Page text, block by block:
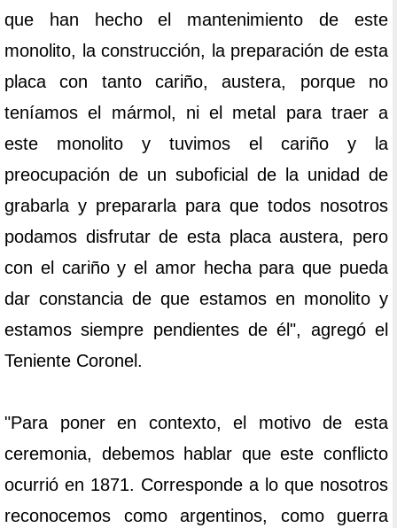
que han hecho el mantenimiento de este
monolito, la construcción, la preparación de esta
placa con tanto cariño, austera, porque no
teníamos el mármol, ni el metal para traer a
este monolito y tuvimos el cariño y la
preocupación de un suboficial de la unidad de
grabarla y prepararla para que todos nosotros
podamos disfrutar de esta placa austera, pero
con el cariño y el amor hecha para que pueda
dar constancia de que estamos en monolito y
estamos siempre pendientes de él", agregó el
Teniente Coronel.
"Para poner en contexto, el motivo de esta
ceremonia, debemos hablar que este conflicto
ocurrió en 1871. Corresponde a lo que nosotros
reconocemos como argentinos, como guerra